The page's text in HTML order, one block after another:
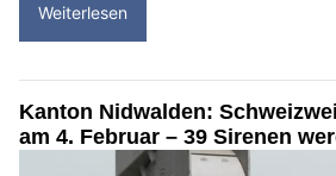
Weiterlesen
Kanton Nidwalden:
am 4. Februar – 39 Sirenen